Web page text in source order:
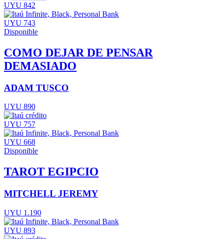
UYU 842
UYU 743
Disponible
COMO DEJAR DE PENSAR
DEMASIADO
ADAM TUSCO
UYU 890
UYU 757
UYU 668
Disponible
TAROT EGIPCIO
MITCHELL JEREMY
UYU 1.190
UYU 893